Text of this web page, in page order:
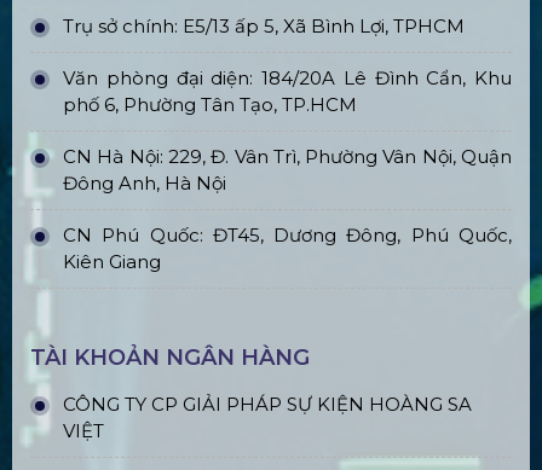
Trụ sở chính: E5/13 ấp 5, Xã Bình Lợi, TPHCM
Văn phòng đại diện: 184/20A Lê Đình Cẩn, Khu
phố 6, Phường Tân Tạo, TP.HCM
CN Hà Nội: 229, Đ. Vân Trì, Phường Vân Nội, Quận
Đông Anh, Hà Nội
CN Phú Quốc: ĐT45, Dương Đông, Phú Quốc,
Kiên Giang
TÀI KHOẢN NGÂN HÀNG
CÔNG TY CP GIẢI PHÁP SỰ KIỆN HOÀNG SA
VIỆT